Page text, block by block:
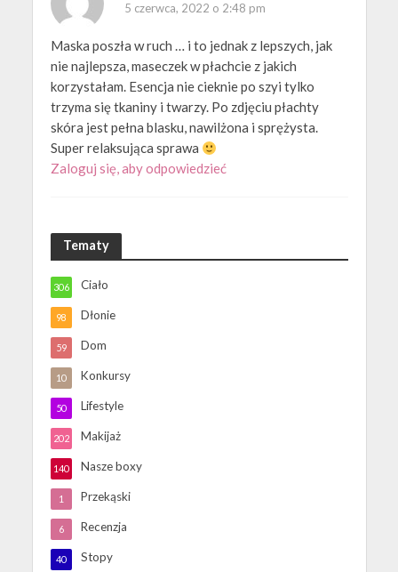
5 czerwca, 2022 o 2:48 pm
Maska poszła w ruch … i to jednak z lepszych, jak
nie najlepsza, maseczek w płachcie z jakich
korzystałam. Esencja nie cieknie po szyi tylko
trzyma się tkaniny i twarzy. Po zdjęciu płachty
skóra jest pełna blasku, nawilżona i sprężysta.
Super relaksująca sprawa
Zaloguj się, aby odpowiedzieć
Tematy
Ciało
306
Dłonie
98
Dom
59
Konkursy
10
Lifestyle
50
Makijaż
202
Nasze boxy
140
Przekąski
1
Recenzja
6
Stopy
40